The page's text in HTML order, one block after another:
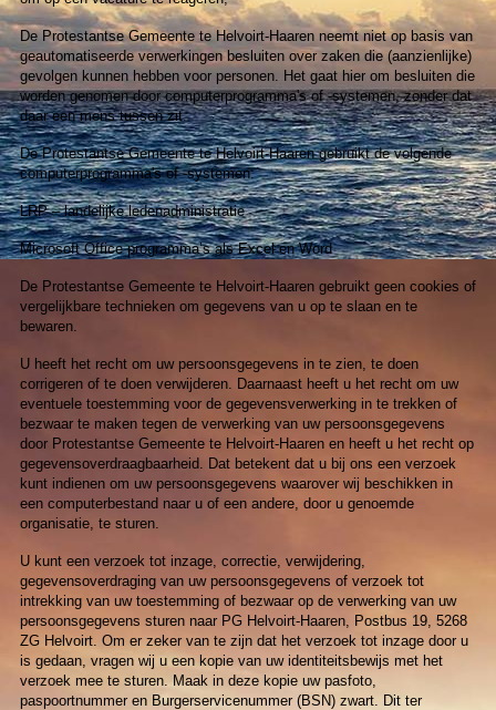
De Protestantse Gemeente te Helvoirt-Haaren neemt niet op basis van
geautomatiseerde verwerkingen besluiten over zaken die (aanzienlijke)
gevolgen kunnen hebben voor personen. Het gaat hier om besluiten die
worden genomen door computerprogramma's of -systemen, zonder dat
daar een mens tussen zit.
De Protestantse Gemeente te Helvoirt-Haaren gebruikt de volgende
computerprogramma's of -systemen:
LRP – landelijke ledenadministratie
Microsoft Office programma’s als Excel en Word
De Protestantse Gemeente te Helvoirt-Haaren gebruikt geen cookies of
vergelijkbare technieken om gegevens van u op te slaan en te
bewaren.
U heeft het recht om uw persoonsgegevens in te zien, te doen
corrigeren of te doen verwijderen. Daarnaast heeft u het recht om uw
eventuele toestemming voor de gegevensverwerking in te trekken of
bezwaar te maken tegen de verwerking van uw persoonsgegevens
door Protestantse Gemeente te Helvoirt-Haaren en heeft u het recht op
gegevensoverdraagbaarheid. Dat betekent dat u bij ons een verzoek
kunt indienen om uw persoonsgegevens waarover wij beschikken in
een computerbestand naar u of een andere, door u genoemde
organisatie, te sturen.
U kunt een verzoek tot inzage, correctie, verwijdering,
gegevensoverdraging van uw persoonsgegevens of verzoek tot
intrekking van uw toestemming of bezwaar op de verwerking van uw
persoonsgegevens sturen naar PG Helvoirt-Haaren, Postbus 19, 5268
ZG Helvoirt. Om er zeker van te zijn dat het verzoek tot inzage door u
is gedaan, vragen wij u een kopie van uw identiteitsbewijs met het
verzoek mee te sturen. Maak in deze kopie uw pasfoto,
paspoortnummer en Burgerservicenummer (BSN) zwart. Dit ter